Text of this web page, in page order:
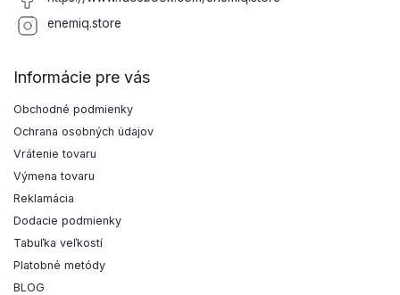
enemiq.store
Informácie pre vás
Obchodné podmienky
Ochrana osobných údajov
Vrátenie tovaru
Výmena tovaru
Reklamácia
Dodacie podmienky
Tabuľka veľkostí
Platobné metódy
BLOG